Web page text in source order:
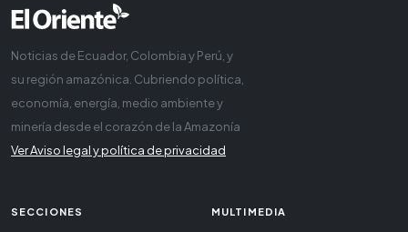
Noticias de Ecuador, Colombia y Perú, y
su región amazónica. Cubriendo política,
economía, energía, medio ambiente y
minería desde el corazón de la Amazonía
Ver Aviso legal y política de privacidad
SECCIONES MULTIMEDIA